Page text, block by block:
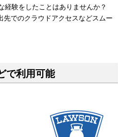
経験をしたことはありませんか？
でのクラウドアクセスなどスムー
で利用可能